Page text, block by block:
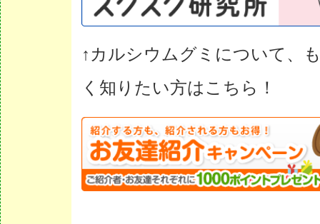
↑カルシウムグミについて、
く知りたい方はこちら！